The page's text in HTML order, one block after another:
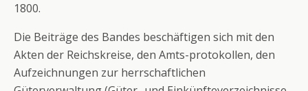
1800.
Die Beiträge des Bandes beschäftigen sich mit den
Akten der Reichskreise, den Amts-protokollen, den
Aufzeichnungen zur herrschaftlichen